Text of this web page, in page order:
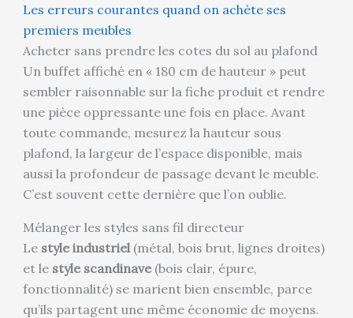
Les erreurs courantes quand on achète ses
premiers meubles
Acheter sans prendre les cotes du sol au plafond
Un buffet affiché en « 180 cm de hauteur » peut
sembler raisonnable sur la fiche produit et rendre
une pièce oppressante une fois en place. Avant
toute commande, mesurez la hauteur sous
plafond, la largeur de l’espace disponible, mais
aussi la profondeur de passage devant le meuble.
C’est souvent cette dernière que l’on oublie.
Mélanger les styles sans fil directeur
Le style industriel(métal, bois brut, lignes droites)
et le style scandinave(bois clair, épure,
fonctionnalité) se marient bien ensemble, parce
qu’ils partagent une même économie de moyens.